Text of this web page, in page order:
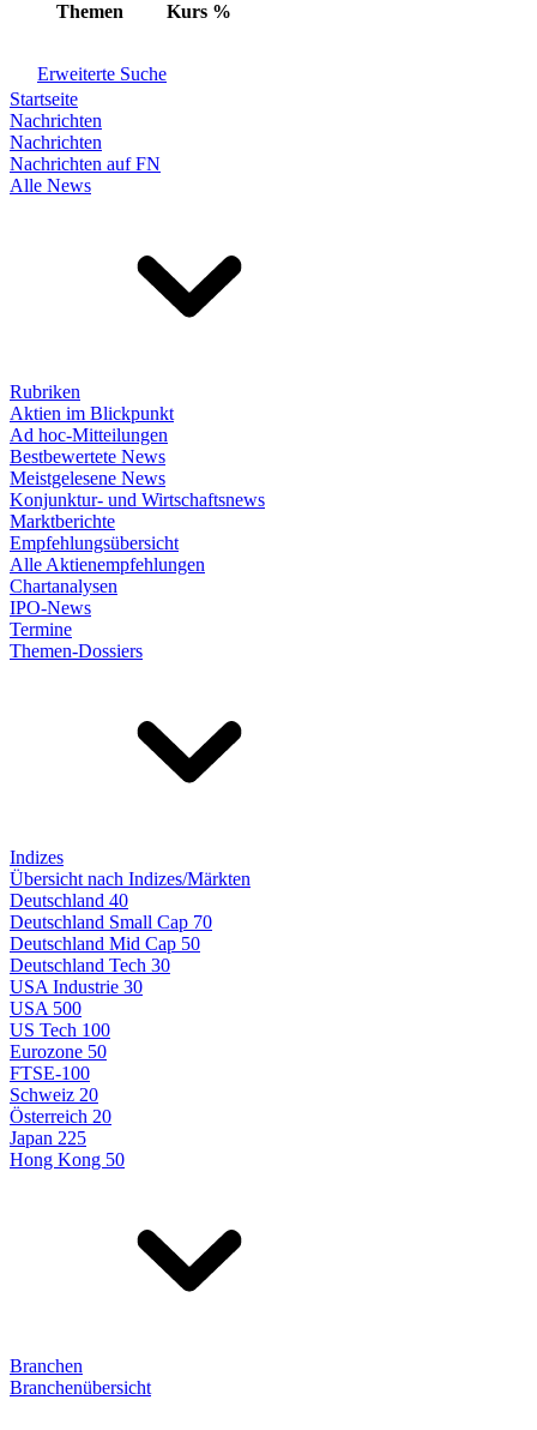
Themen Kurs %
Erweiterte Suche
Startseite
Nachrichten
Nachrichten
Nachrichten auf FN
Alle News
Rubriken
Aktien im Blickpunkt
Ad hoc-Mitteilungen
Bestbewertete News
Meistgelesene News
Konjunktur- und Wirtschaftsnews
Marktberichte
Empfehlungsübersicht
Alle Aktienempfehlungen
Chartanalysen
IPO-News
Termine
Themen-Dossiers
Indizes
Übersicht nach Indizes/Märkten
Deutschland 40
Deutschland Small Cap 70
Deutschland Mid Cap 50
Deutschland Tech 30
USA Industrie 30
USA 500
US Tech 100
Eurozone 50
FTSE-100
Schweiz 20
Österreich 20
Japan 225
Hong Kong 50
Branchen
Branchenübersicht